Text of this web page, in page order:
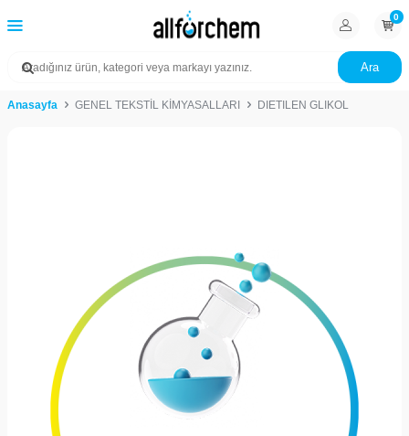
Ara
0
Anasayfa GENEL TEKSTİL KİMYASALLARI DIETILEN GLIKOL